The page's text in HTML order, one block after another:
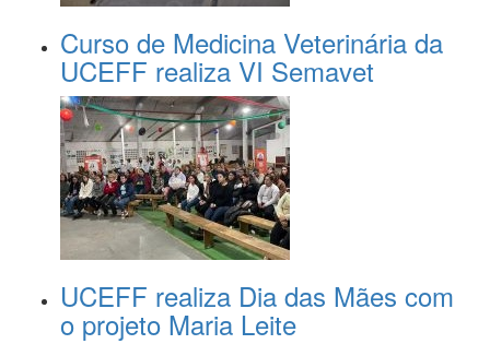
Curso de Medicina Veterinária da
UCEFF realiza VI Semavet
UCEFF realiza Dia das Mães com
o projeto Maria Leite